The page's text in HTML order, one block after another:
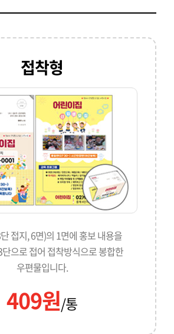
접착형
접지, 6면)의 1면에 홍보 내용을
으로 접어 접착방식으로 봉합한
우편물입니다.
409원/통